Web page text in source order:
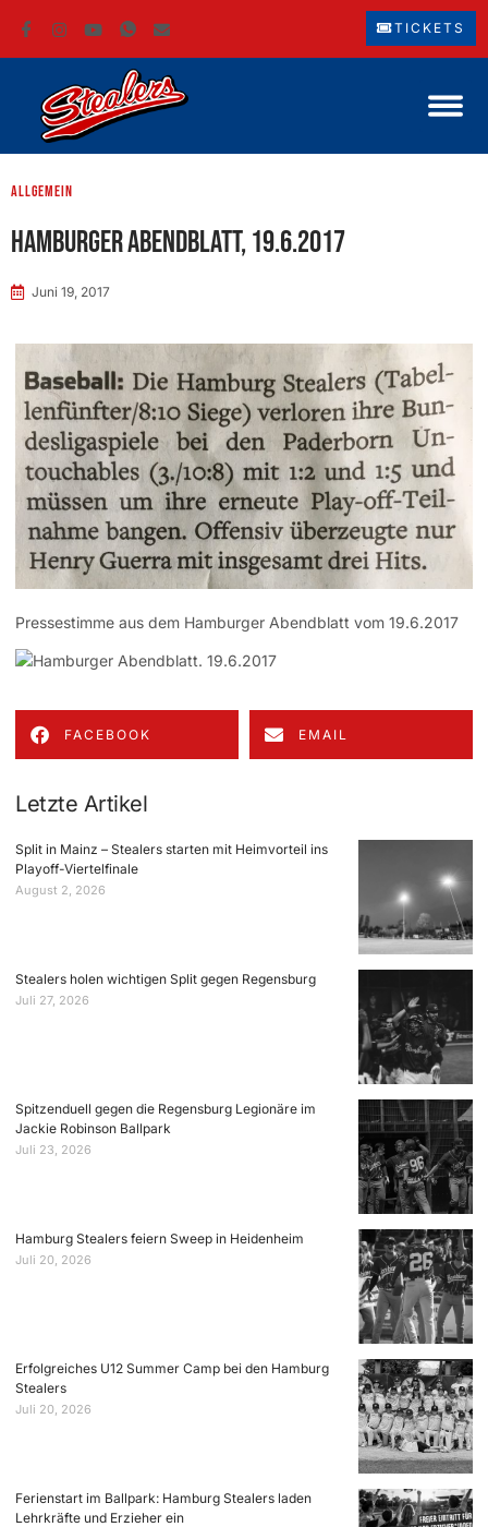
TICKETS
Allgemein
Hamburger Abendblatt, 19.6.2017
Juni 19, 2017
Pressestimme aus dem Hamburger Abendblatt vom 19.6.2017
FACEBOOK EMAIL
Letzte Artikel
Split in Mainz – Stealers starten mit Heimvorteil ins
Playoff-Viertelfinale
August 2, 2026
Stealers holen wichtigen Split gegen Regensburg
Juli 27, 2026
Spitzenduell gegen die Regensburg Legionäre im
Jackie Robinson Ballpark
Juli 23, 2026
Hamburg Stealers feiern Sweep in Heidenheim
Juli 20, 2026
Erfolgreiches U12 Summer Camp bei den Hamburg
Stealers
Juli 20, 2026
Ferienstart im Ballpark: Hamburg Stealers laden
Lehrkräfte und Erzieher ein